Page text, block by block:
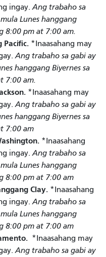
ingay. Ang trabaho sa
Lunes hanggang
8:00 pm at 7:00 am.
Pacific. *Inaasahang may
Ang trabaho sa gabi ay
hanggang Biyernes sa
7:00 am.
*Inaasahang may
Ang trabaho sa gabi ay
hanggang Biyernes sa
7:00 am
*Inaasahang
ingay. Ang trabaho sa
Lunes hanggang
8:00 pm at 7:00 am
Clay. *Inaasahang
ingay. Ang trabaho sa
Lunes hanggang
8:00 pm at 7:00 am
*Inaasahang may
Ang trabaho sa gabi ay